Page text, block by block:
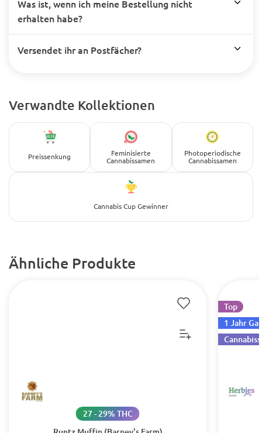
Was ist, wenn ich meine Bestellung nicht
erhalten habe?
Versendet ihr an Postfächer?
Verwandte Kollektionen
Preissenkung
Feminisierte
Cannabissamen
Photoperiodische
Cannabissamen
Cannabis Cup Gewinner
Ähnliche Produkte
27 - 29% THC
Top
1 Jahr